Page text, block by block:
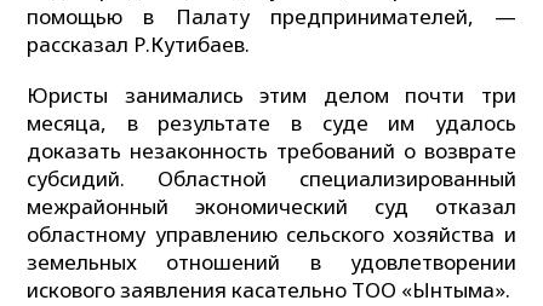
помощью в Палату предпринимателей, —
рассказал Р.Кутибаев.
Юристы занимались этим делом почти три
месяца, в результате в суде им удалось
доказать незаконность требований о возврате
субсидий. Областной специализированный
межрайонный экономический суд отказал
областному управлению сельского хозяйства и
земельных отношений в удовлетворении
искового заявления касательно ТОО «Ынтымақ».